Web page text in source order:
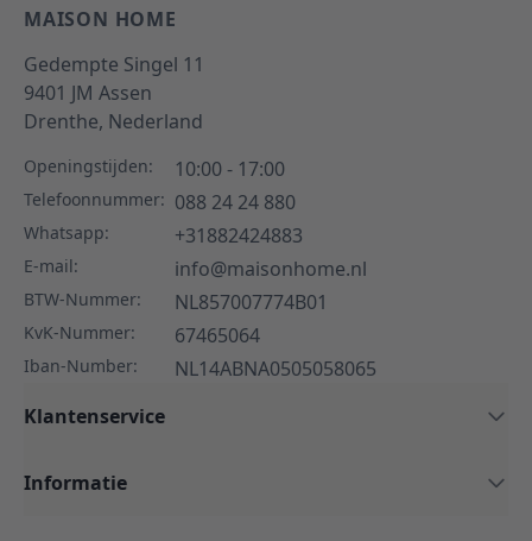
MAISON HOME
Gedempte Singel 11
9401 JM Assen
Drenthe, Nederland
Openingstijden: 10:00 - 17:00
Telefoonnummer: 088 24 24 880
Whatsapp: +31882424883
E-mail: info@maisonhome.nl
BTW-Nummer: NL857007774B01
KvK-Nummer: 67465064
Iban-Number:
NL14ABNA0505058065
Klantenservice
Informatie